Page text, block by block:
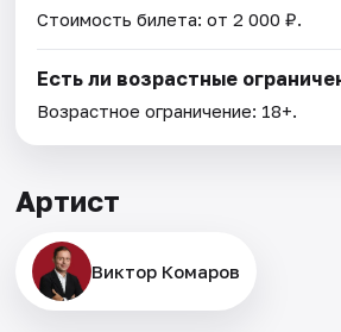
Стоимость билета: от 2 000 ₽.
Есть ли возрастные
Возрастное ограничение: 18+.
Артист
Виктор Комаров